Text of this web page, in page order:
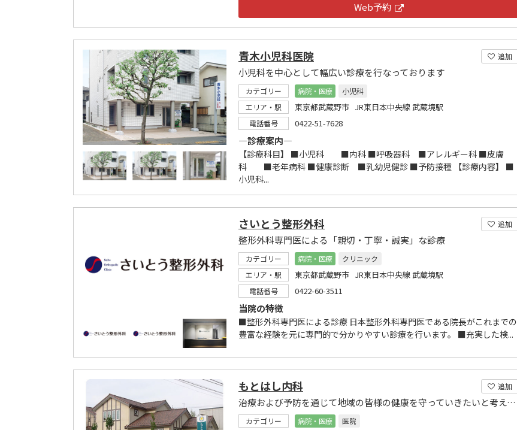
Web予約
追加
青木小児科医院
小児科を中心として幅広い診療を行なっております
カテゴリー 病院・医療
小児科
エリア・駅
東京都武蔵野市 JR東日本中央線 武蔵境駅
電話番号 0422-51-7628
―診療案内―
【診療科目】 ■小児科 ■内科 ■呼吸器科 ■アレルギー科 ■皮膚
科 ■老年病科 ■健康診断 ■乳幼児健診 ■予防接種 【診療内容】 ■
小児科...
追加
さいとう整形外科
整形外科専門医による「親切・丁寧・誠実」な診療
カテゴリー 病院・医療
クリニック
エリア・駅
東京都武蔵野市 JR東日本中央線 武蔵境駅
電話番号 0422-60-3511
当院の特徴
■整形外科専門医による診療 日本整形外科専門医である院長がこれまでの
豊富な経験を元に専門的で分かりやすい診療を行います。 ■充実した検...
追加
もとはし内科
治療および予防を通じて地域の皆様の健康を守っていきたいと考えています
カテゴリー 病院・医療
医院